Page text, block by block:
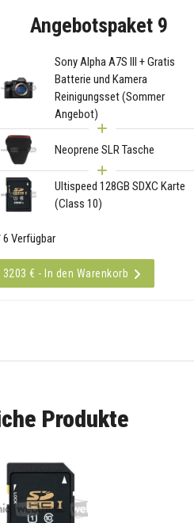
Angebotspaket 9
Sony Alpha A7S III + Gratis
Batterie und Kamera
Reinigungsset (Sommer
Angebot)
Neoprene SLR Tasche
Ultispeed 128GB SDXC Karte
(Class 10)
6 Verfügbar
3203 € - In den Warenkorb
Produkte